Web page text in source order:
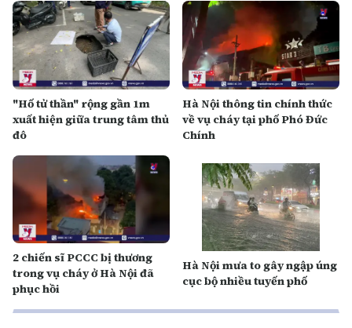
"Hố tử thần" rộng gần 1m
xuất hiện giữa trung tâm thủ
đô
Hà Nội thông tin chính thức
về vụ cháy tại phố Phó Đức
Chính
2 chiến sĩ PCCC bị thương
trong vụ cháy ở Hà Nội đã
phục hồi
Hà Nội mưa to gây ngập úng
cục bộ nhiều tuyến phố